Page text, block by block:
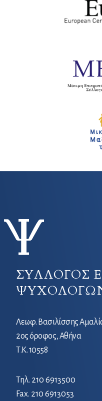
ΣΥΛΛΟΓΟΣ
Λεωφ. Βασιλίσσης
2ος όροφος, Αθήνα
Τ.Κ. 10558
Τηλ. 210 6913500
Fax. 210 6913053